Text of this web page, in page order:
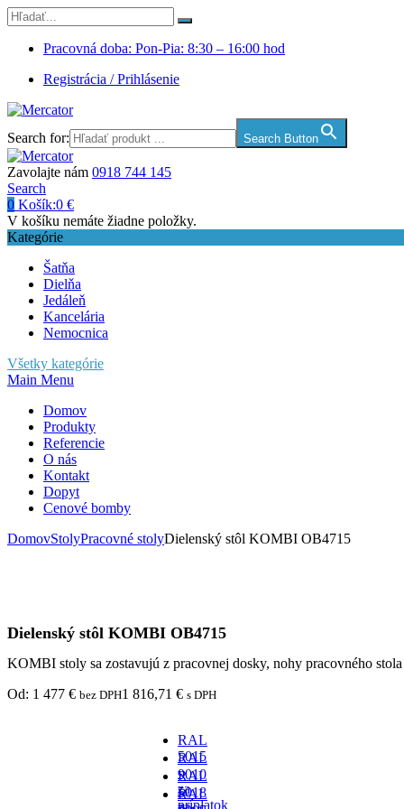
Pracovná doba: Pon-Pia: 8:30 – 16:00 hod
Registrácia / Prihlásenie
Search for: Search Button
Zavolajte nám 0918 744 145
Search
0 Košík:0 €
V košíku nemáte žiadne položky.
Kategórie
Šatňa
Dielňa
Jedáleň
Kancelária
Nemocnica
Všetky kategórie
Main Menu
Domov
Produkty
Referencie
O nás
Kontakt
Dopyt
Cenové bomby
DomovStolyPracovné stolyDielenský stôl KOMBI OB4715
Dielenský stôl KOMBI OB4715
KOMBI stoly sa zostavujú z pracovnej dosky, nohy pracovného
Od: 1 477 € bez DPH1 816,71 € s DPH
RAL
5015
-
za
príplatok
RAL
9010
-
RAL
5018
RAL